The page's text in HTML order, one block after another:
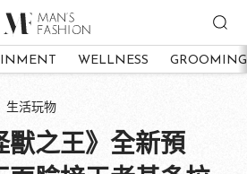
WELLNESS GROOMING
生活玩物
獸之王》全新預